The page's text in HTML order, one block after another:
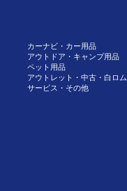
カーナビ・カー用品
アウトドア・キャンプ用品
ペット用品
アウトレット・中古・白ロム
サービス・その他